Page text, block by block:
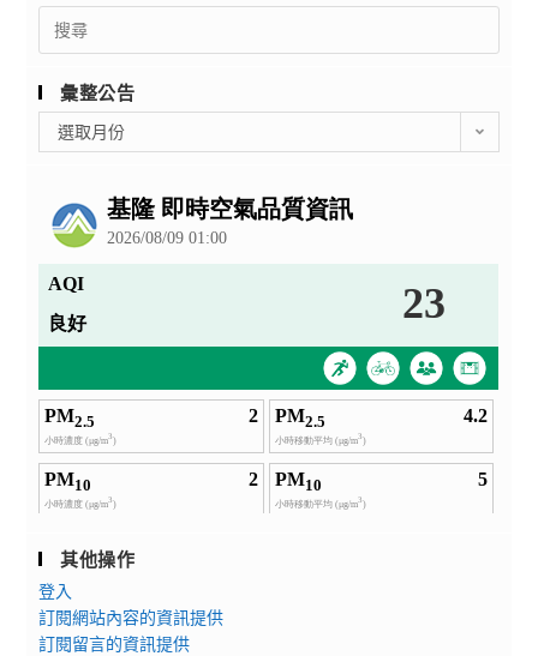
Search
for:
彙整公告
整
選取月份
其他操作
登入
訂閱網站內容的資訊提供
訂閱留言的資訊提供